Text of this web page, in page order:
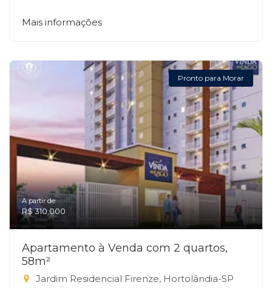
Mais informações
Pronto para Morar
A partir de:
R$ 310.000
Apartamento à Venda com 2 quartos,
58m²
Jardim Residencial Firenze, Hortolândia-SP